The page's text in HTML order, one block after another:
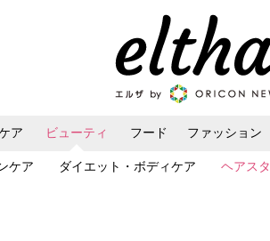
ア ビューティ
ケア ダイエット・ボディケア ヘアス
フード ファッション